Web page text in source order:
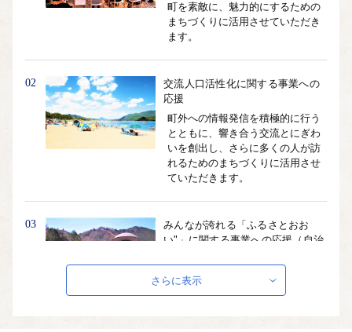
町を素敵に、魅力的にするための
まちづくりに活用させていただき
ます。
02
交流人口活性化に関する事業への
応援
町外への情報発信を積極的に行う
とともに、響き合う交流とにぎわ
いを創出し、さらに多くの人が訪
れるためのまちづくりに活用させ
ていただきます。
03
みんなが誇れる「ふるさとおお
い"」に関する事業への応援（自治
みんなが誇れる「ふるさと"おお
い"」を目指すため、特に事業を特
さらに表示